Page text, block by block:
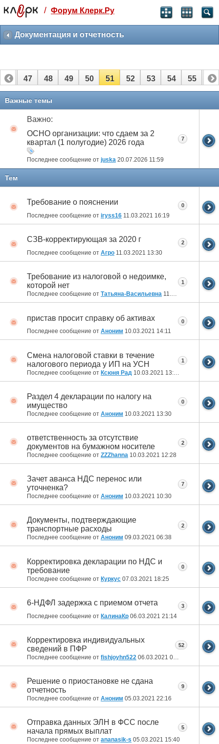
Святые угодники, Клерк без рекламы
прекрасен:)
3 месяца
259
-10%
полгода
499 ₽
Отмена
/ Форум Клерк.Ру
Документация и отчетность
46 47 48 49 50 51 52 53 54 55 56
66 67
Важные темы
Важно:
ОСНО организации: что сдаем за 2
квартал (1 полугодие) 2026 года
Последнее сообщение от juska 20.07.2026 11:59
7
Тем
Требование о пояснении
Последнее сообщение от iryss16 11.03.2021 16:19
0
СЗВ-корректирующая за 2020 г
Последнее сообщение от Агро 11.03.2021 13:30
2
Требование из налоговой о недоимке,
которой нет
Последнее сообщение от Татьяна-Васильевна 11.03.2021
1
пристав просит справку об активах
Последнее сообщение от Аноним 10.03.2021 14:11
0
Смена налоговой ставки в течение
налогового периода у ИП на УСН
Последнее сообщение от Ксюня Рад 10.03.2021 13:42
1
Раздел 4 декларации по налогу на
имущество
Последнее сообщение от Аноним 10.03.2021 13:30
0
ответственность за отсутствие
документов на бумажном носителе
Последнее сообщение от ZZZhanna 10.03.2021 12:28
2
Зачет аванса НДС перенос или
уточненка?
Последнее сообщение от Аноним 10.03.2021 10:30
7
Документы, подтверждающие
транспортные расходы
Последнее сообщение от Аноним 09.03.2021 06:38
2
Корректировка декларации по НДС и
требование
Последнее сообщение от Куркус 07.03.2021 18:25
0
6-НДФЛ задержка с приемом отчета
Последнее сообщение от КалинаКр 06.03.2021 21:14
3
Корректировка индивидуальных
сведений в ПФР
Последнее сообщение от fishjoyhn522 06.03.2021 08:16
52
Решение о приостановке не сдана
отчетность
Последнее сообщение от Аноним 05.03.2021 22:16
9
Отправка данных ЭЛН в ФСС после
начала прямых выплат
Последнее сообщение от ananasik-s 05.03.2021 15:40
5